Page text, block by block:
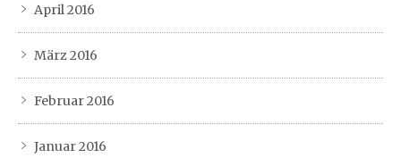
April 2016
März 2016
Februar 2016
Januar 2016